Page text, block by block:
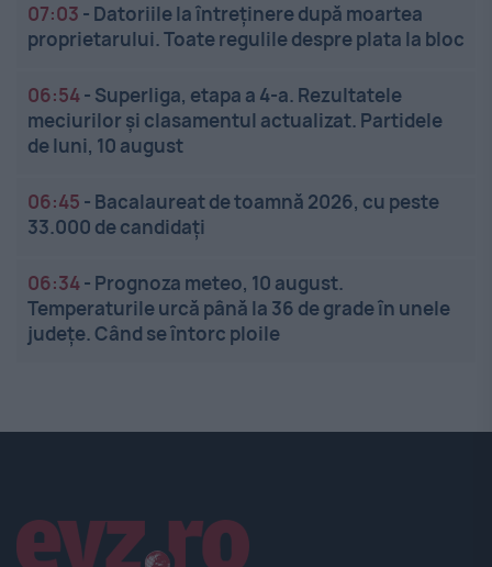
07:03 - Datoriile la întreținere după moartea
proprietarului. Toate regulile despre plata la bloc
06:54- Superliga, etapa a 4-a. Rezultatele
meciurilor și clasamentul actualizat. Partidele
de luni, 10 august
06:45 - Bacalaureat de toamnă 2026, cu peste
33.000 de candidați
06:34- Prognoza meteo, 10 august.
Temperaturile urcă până la 36 de grade în unele
județe. Când se întorc ploile
Linkuri utile